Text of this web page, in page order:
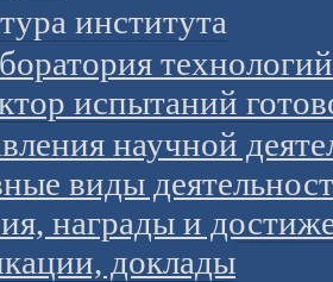
института
испытаний
научной
виды
награды и
доклады